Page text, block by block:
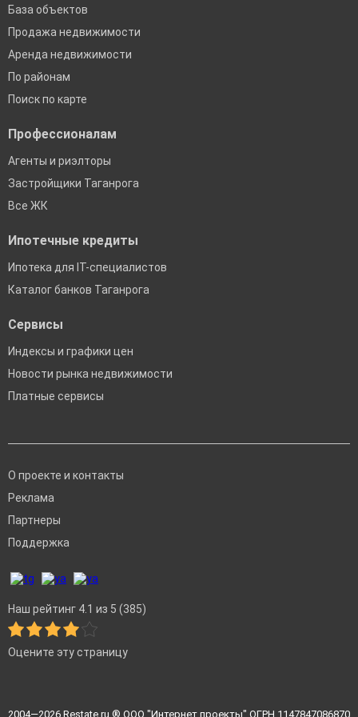
База объектов
Продажа недвижимости
Аренда недвижимости
По районам
Поиск по карте
Профессионалам
Агенты и риэлторы
Застройщики Таганрога
Все ЖК
Ипотечные кредиты
Ипотека для IT-специалистов
Каталог банков Таганрога
Сервисы
Индексы и графики цен
Новости рынка недвижимости
Платные сервисы
О проекте и контакты
Реклама
Партнеры
Поддержка
Наш рейтинг 4.1 из 5 (385)
Оцените эту страницу
2004—2026 Restate.ru ® ООО "Интернет проекты" ОГРН 1147847086870